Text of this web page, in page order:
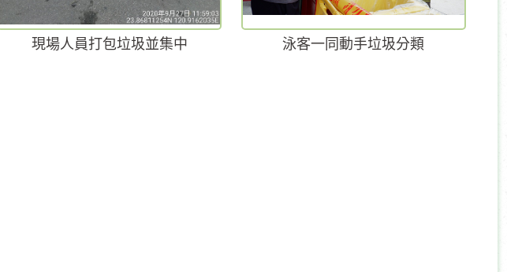
現場人員打包垃圾並集中 泳客一同動手垃圾分類